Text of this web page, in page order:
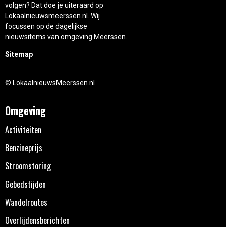
volgen? Dat doe je uiteraard op
Lokaalnieuwsmeerssen.nl. Wij
focussen op de dagelijkse
nieuwsitems van omgeving Meerssen.
Sitemap
© LokaalnieuwsMeerssen.nl
Omgeving
Activiteiten
Benzineprijs
Stroomstoring
Gebedstijden
Wandelroutes
Overlijdensberichten